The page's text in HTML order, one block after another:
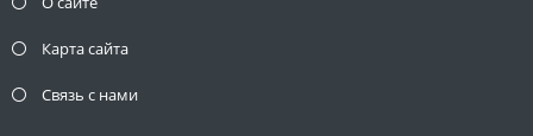
Карта сайта
Связь с нами